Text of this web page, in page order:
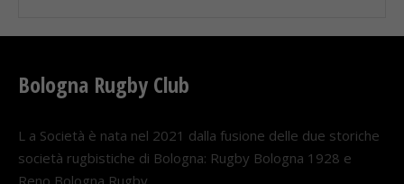
Bologna Rugby Club
L a Società è nata nel 2021 dalla fusione delle due storiche
società rugbistiche di Bologna: Rugby Bologna 1928 e
Reno Bologna Rugby.